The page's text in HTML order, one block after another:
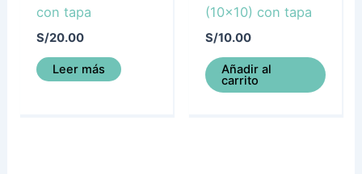
con tapa
S/20.00
Leer más
(10×10) con tapa
S/10.00
Añadir al
carrito